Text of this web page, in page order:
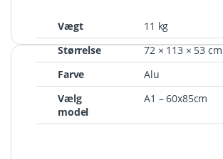
Vægt
11 kg
Størrelse
72 × 113 × 53 cm
Farve
Alu
Vælg
model
A1 – 60x85cm